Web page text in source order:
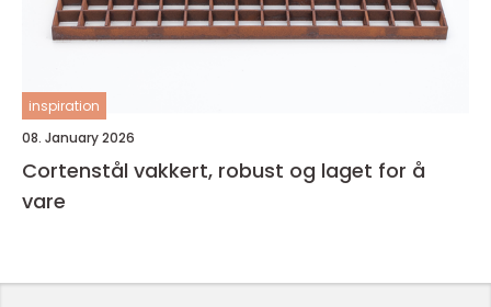
inspiration
08. January 2026
Cortenstål vakkert, robust og laget for å
vare